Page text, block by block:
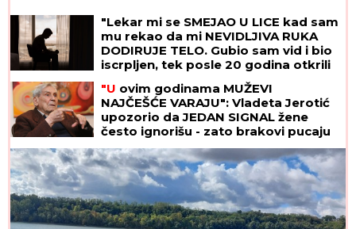
STRAVIČNA NESREĆA KOD
JASENOVIKA!Strahuje se da ima
TEŠKO POVREĐENIH, sve vrvi od
policije i Hitne pomoći (FOTO)
"Lekar mi se SMEJAO U LICE kad sam
mu rekao da mi NEVIDLJIVA RUKA
DODIRUJE TELO. Gubio sam vid i bio
iscrpljen, tek posle 20 godina otkrili
su od ČEGA BOLUJEM"